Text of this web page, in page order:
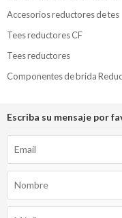
Accesorios reductores de tes
Tees reductores CF
Tees reductores
Componentes de brida
Escriba su mensaje por